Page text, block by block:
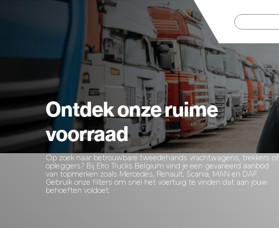
Ontdek onze ruime
voorraad
Op zoek naar betrouwbare tweedehands vrachtwagens, trekkers of
opleggers? Bij Elro Trucks Belgium vind je een gevarieerd aanbod
van topmerken zoals Mercedes, Renault, Scania, MAN en DAF.
Gebruik onze filters om snel het voertuig te vinden dat aan jouw
behoeften voldoet.